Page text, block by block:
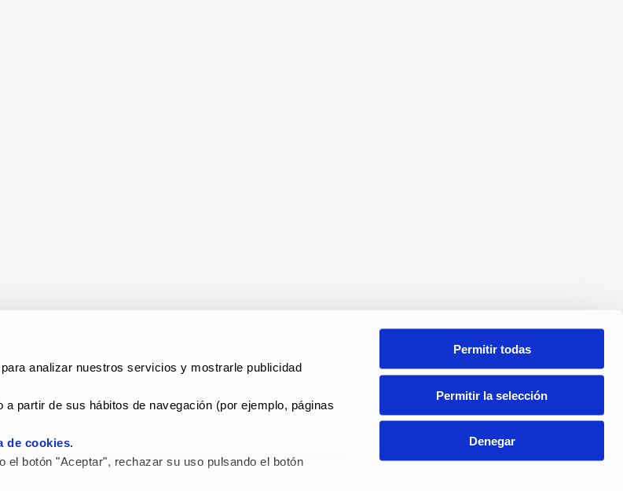
analizar nuestros servicios y mostrarle publicidad
partir de sus hábitos de navegación (por ejemplo, páginas
de cookies.
el botón "Aceptar", rechazar su uso pulsando el botón
Permitir todas
Permitir la selección
Denegar